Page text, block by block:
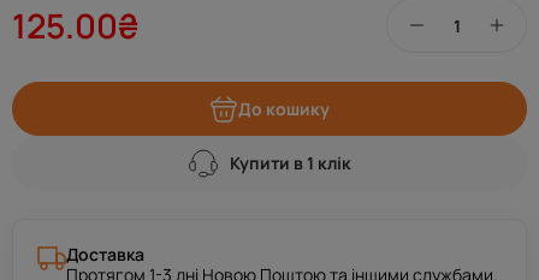
125.00₴
До кошику
Купити в 1 клік
Доставка
Протягом 1-3 дні Новою Поштою та іншими службами.